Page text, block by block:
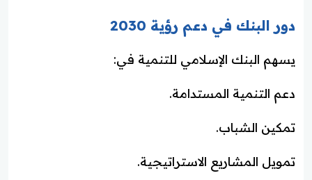
دور البنك في دعم رؤية 2030
يسهم البنك الإسلامي للتنمية في:
دعم التنمية المستدامة.
تمكين الشباب.
تمويل المشاريع الاستراتيجية.